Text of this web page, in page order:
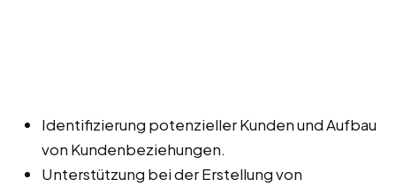
Identifizierung potenzieller Kunden und Aufbau
von Kundenbeziehungen.
Unterstützung bei der Erstellung von